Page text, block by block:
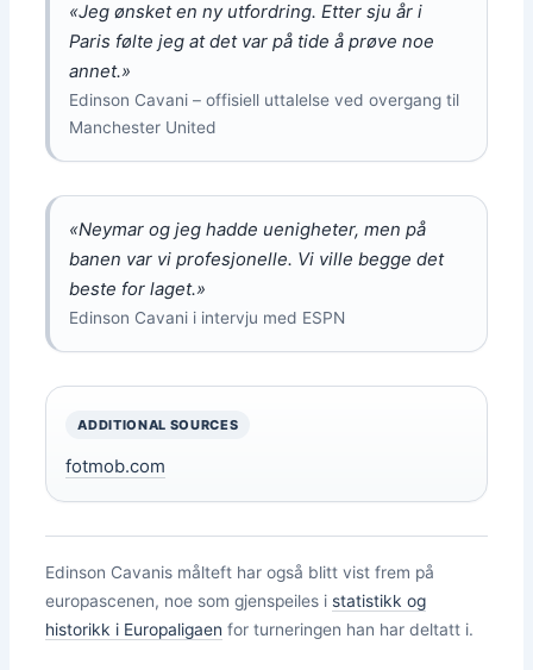
«Jeg ønsket en ny utfordring. Etter sju år i
Paris følte jeg at det var på tide å prøve noe
annet.»
Edinson Cavani – offisiell uttalelse ved overgang til
Manchester United
«Neymar og jeg hadde uenigheter, men på
banen var vi profesjonelle. Vi ville begge det
beste for laget.»
Edinson Cavani i intervju med ESPN
ADDITIONAL SOURCES
fotmob.com
Edinson Cavanis målteft har også blitt vist frem på
europascenen, noe som gjenspeiles istatistikk og
historikk i Europaligaen for turneringen han har deltatt i.